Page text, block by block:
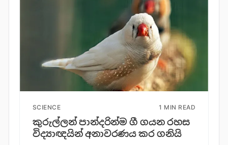
SCIENCE 1 MIN READ
කුරුල්ලන් පාන්දරින්ම ගී ගයන රහස
විද්‍යාඥයින් අනාවරණය කර ගනියි